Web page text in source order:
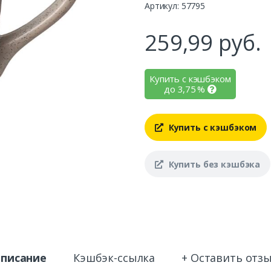
Артикул: 57795
259,99 руб.
Купить с кэшбэком
до 3,75%
Купить с кэшбэком
Купить без кэшбэка
Кэшбэк-ссылка + Оставить